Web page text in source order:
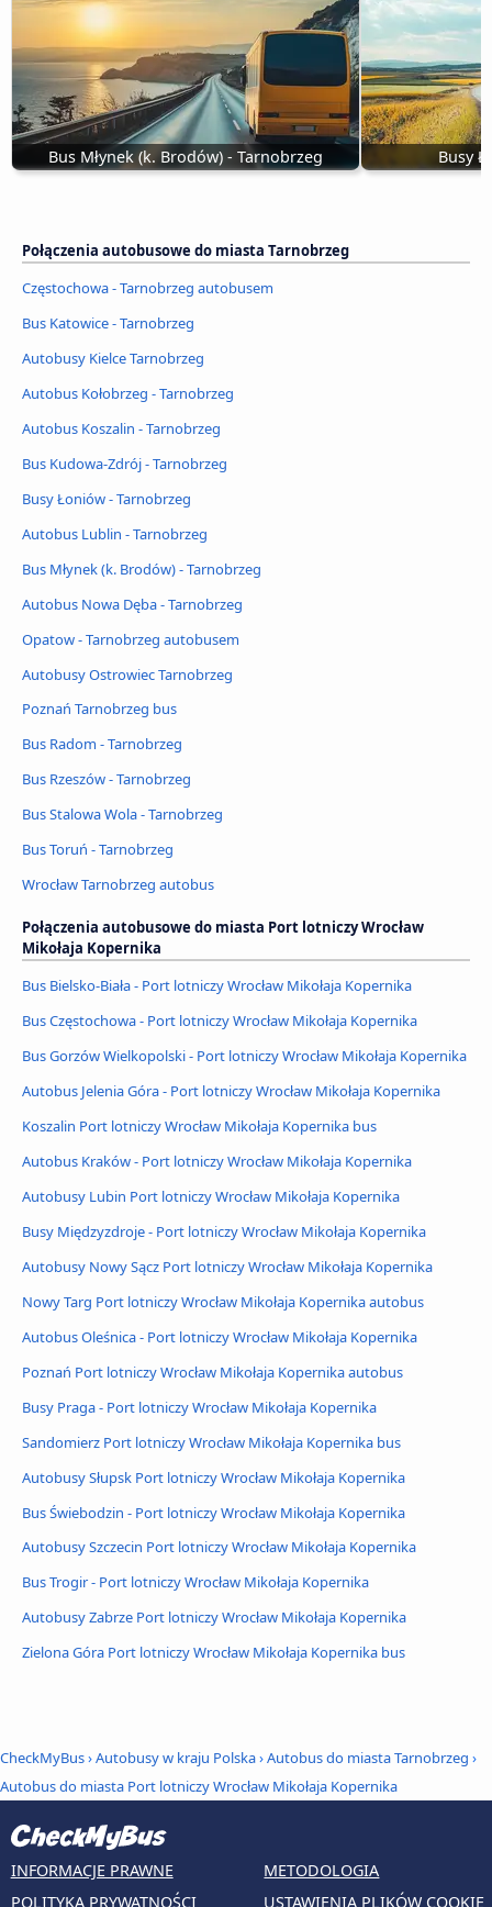
Bus Młynek (k. Brodów) - Tarnobrzeg Busy
Połączenia autobusowe do miasta Tarnobrzeg
Częstochowa - Tarnobrzeg autobusem
Bus Katowice - Tarnobrzeg
Autobusy Kielce Tarnobrzeg
Autobus Kołobrzeg - Tarnobrzeg
Autobus Koszalin - Tarnobrzeg
Bus Kudowa-Zdrój - Tarnobrzeg
Busy Łoniów - Tarnobrzeg
Autobus Lublin - Tarnobrzeg
Bus Młynek (k. Brodów) - Tarnobrzeg
Autobus Nowa Dęba - Tarnobrzeg
Opatow - Tarnobrzeg autobusem
Autobusy Ostrowiec Tarnobrzeg
Poznań Tarnobrzeg bus
Bus Radom - Tarnobrzeg
Bus Rzeszów - Tarnobrzeg
Bus Stalowa Wola - Tarnobrzeg
Bus Toruń - Tarnobrzeg
Wrocław Tarnobrzeg autobus
Połączenia autobusowe do miasta Port lotniczy Wrocław
Mikołaja Kopernika
Bus Bielsko-Biała - Port lotniczy Wrocław Mikołaja Kopernika
Bus Częstochowa - Port lotniczy Wrocław Mikołaja Kopernika
Bus Gorzów Wielkopolski - Port lotniczy Wrocław Mikołaja Kopernika
Autobus Jelenia Góra - Port lotniczy Wrocław Mikołaja Kopernika
Koszalin Port lotniczy Wrocław Mikołaja Kopernika bus
Autobus Kraków - Port lotniczy Wrocław Mikołaja Kopernika
Autobusy Lubin Port lotniczy Wrocław Mikołaja Kopernika
Busy Międzyzdroje - Port lotniczy Wrocław Mikołaja Kopernika
Autobusy Nowy Sącz Port lotniczy Wrocław Mikołaja Kopernika
Nowy Targ Port lotniczy Wrocław Mikołaja Kopernika autobus
Autobus Oleśnica - Port lotniczy Wrocław Mikołaja Kopernika
Poznań Port lotniczy Wrocław Mikołaja Kopernika autobus
Busy Praga - Port lotniczy Wrocław Mikołaja Kopernika
Sandomierz Port lotniczy Wrocław Mikołaja Kopernika bus
Autobusy Słupsk Port lotniczy Wrocław Mikołaja Kopernika
Bus Świebodzin - Port lotniczy Wrocław Mikołaja Kopernika
Autobusy Szczecin Port lotniczy Wrocław Mikołaja Kopernika
Bus Trogir - Port lotniczy Wrocław Mikołaja Kopernika
Autobusy Zabrze Port lotniczy Wrocław Mikołaja Kopernika
Zielona Góra Port lotniczy Wrocław Mikołaja Kopernika bus
CheckMyBus›Autobusy w kraju Polska›Autobus do miasta Tarnobrzeg ›
Autobus do miasta Port lotniczy Wrocław Mikołaja Kopernika
INFORMACJE PRAWNE
POLITYKA PRYWATNOŚCI
METODOLOGIA
USTAWIENIA PLIKÓW COOKIE